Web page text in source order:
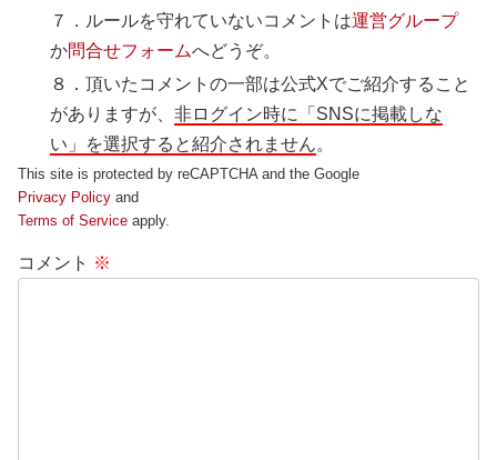
７．ルールを守れていないコメントは運営グループ
か問合せフォームへどうぞ。
８．頂いたコメントの一部は公式Xでご紹介すること
がありますが、非ログイン時に「SNSに掲載しな
い」を選択すると紹介されません。
This site is protected by reCAPTCHA and the Google
Privacy Policy and
Terms of Service apply.
コメント ※